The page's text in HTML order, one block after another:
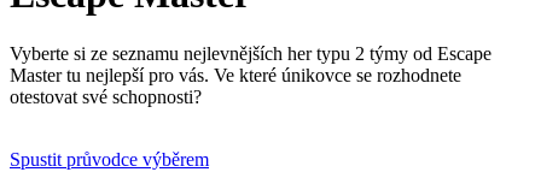
Vyberte si ze seznamu nejlevnějších her typu 2 týmy od Escape
Master tu nejlepší pro vás. Ve které únikovce se rozhodnete
otestovat své schopnosti?
Spustit průvodce výběrem